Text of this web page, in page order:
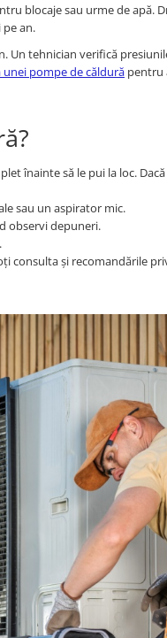
blocaje sau urme de apă.
an.
Un tehnician verifică
pompe de căldură pentru
înainte să le pui la loc.
sau un aspirator mic.
observi depuneri.
consulta și recomandările